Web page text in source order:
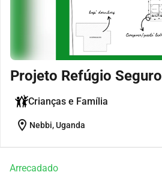
Projeto Refúgio Seguro
Crianças e Família
location_on Nebbi, Uganda
Arrecadado